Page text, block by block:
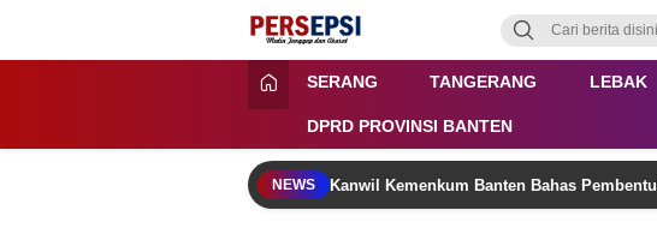
konten
Persepsi.co.id
Media Tanggap Dan Akurat
SERANG TANGERANG LEBAK
DPRD PROVINSI BANTEN
NEWS Kanwil Kemenkum Banten Bahas